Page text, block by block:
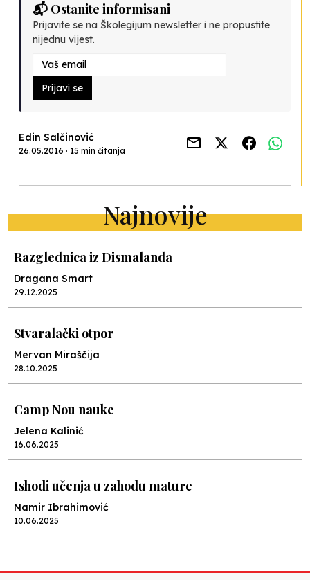
📬 Ostanite informisani
Prijavite se na Školegijum newsletter i ne propustite
nijednu vijest.
Prijavi se
Edin Salčinović
26.05.2016 · 15 min čitanja
Najnovije
Razglednica iz Dismalanda
Dragana Smart
29.12.2025
Stvaralački otpor
Mervan Miraščija
28.10.2025
Camp Nou nauke
Jelena Kalinić
16.06.2025
Ishodi učenja u zahodu mature
Namir Ibrahimović
10.06.2025